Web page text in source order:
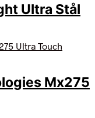
Ultra Stål
kr.. Mx275